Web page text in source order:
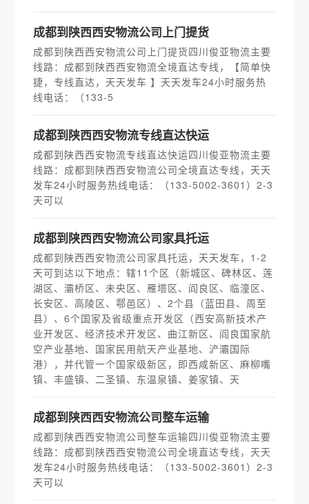
​成都到陕西西安物流公司上门提货
成都到陕西西安物流公司上门提货四川俊亚物流主要
线路：成都到陕西西安物流全境直达专线，【简单快
捷，专线直达，天天发车 】天天发车24小时服务热
线电话：（133-5
​成都到陕西西安物流专线直达快运
成都到陕西西安物流专线直达快运四川俊亚物流主要
线路：成都到陕西西安物流公司全境直达专线，天天
发车24小时服务热线电话：（133-5002-3601）2-3
天可以
​成都到陕西西安物流公司家具托运
成都到陕西西安物流公司家具托运，天天发车，1-2
天可到达以下地点：辖11个区（新城区、碑林区、莲
湖区、灞桥区、未央区、雁塔区、阎良区、临潼区、
长安区、高陵区、鄠邑区）、2个县（蓝田县、周至
县）、6个国家及省级重点开发区（西安高新技术产
业开发区、经济技术开发区、曲江新区、阎良国家航
空产业基地、国家民用航天产业基地、浐灞国际
港），并代管一个国家级新区，即西咸新区、麻柳嘴
镇、丰盛镇、二圣镇、东温泉镇、姜家镇、天
​成都到陕西西安物流公司整车运输
成都到陕西西安物流公司整车运输四川俊亚物流主要
线路：成都到陕西西安物流公司全境直达专线，天天
发车24小时服务热线电话：（133-5002-3601）2-3
天可以